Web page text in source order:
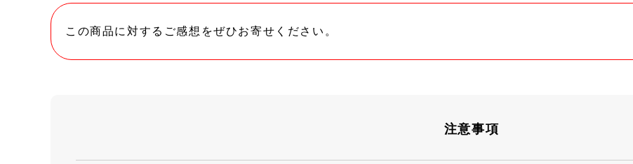
この商品に対するご感想をぜひお寄せください。
注意事項